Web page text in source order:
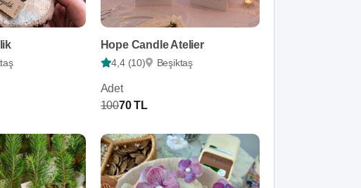
Hope Candle Atelier
4,4 (10) Beşiktaş
Adet
10070 TL